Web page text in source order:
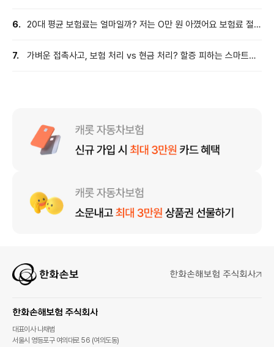
6.
20대 평균 보험료는 얼마일까? 저는 O만 원 아꼈어요 보험료 절약
7.
가벼운 접촉사고, 보험 처리 vs 현금 처리? 할증 피하는 스마트한
대표이사 나채범
서울시 영등포구 여의대로 56 (여의도동)